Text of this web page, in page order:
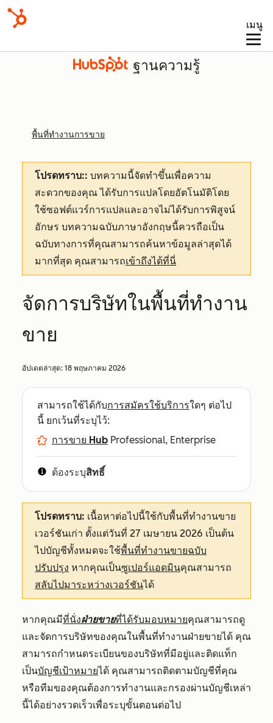
เมนู
ฐานความรู้
พื้นที่ทำงานการขาย
โปรดทราบ:: บทความนี้จัดทำขึ้นเพื่อความ
สะดวกของคุณได้รับการแปลโดยอัตโนมัติโดย
ใช้ซอฟต์แวร์การแปลและอาจไม่ได้รับการพิสูจน์
อักษร บทความฉบับภาษาอังกฤษนี้ควรถือเป็น
ฉบับทางการที่คุณสามารถค้นหาข้อมูลล่าสุดได้
มากที่สุด คุณสามารถเข้าถึงได้ที่นี่
จัดการบริษัทในพื้นที่ทำงาน
ขาย
อัปเดตล่าสุด: 18 พฤษภาคม 2026
สามารถใช้ได้กับการสมัครใช้บริการใดๆ ต่อไป
นี้ ยกเว้นที่ระบุไว้:
การขาย Hub Professional, Enterprise
ต้องระบุสิทธิ์
โปรดทราบ: เนื้อหาต่อไปนี้ใช้กับพื้นที่ทำงานขาย
เวอร์ชันเก่า ตั้งแต่วันที่ 27 เมษายน 2026 เป็นต้น
ไปบัญชีทั้งหมดจะใช้พื้นที่ทำงานขายฉบับ
ปรับปรุง หากคุณเป็นซูเปอร์แอดมินคุณสามารถ
สลับไปมาระหว่างเวอร์ชันได้
หากคุณมีที่นั่งฝ่ายขายที่ได้รับมอบหมายคุณสามารถดู
และจัดการบริษัทของคุณในพื้นที่ทำงานฝ่ายขายได้ คุณ
สามารถกำหนดระเบียนของบริษัทที่มีอยู่และติดแท็ก
เป็นบัญชีเป้าหมายได้ คุณสามารถติดตามบัญชีที่คุณ
หรือทีมของคุณต้องการทำงานและกรองผ่านบัญชีเหล่า
นี้ได้อย่างรวดเร็วเพื่อระบุขั้นตอนต่อไป